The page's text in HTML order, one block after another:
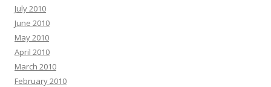
July 2010
June 2010
May 2010
April 2010
March 2010
February 2010